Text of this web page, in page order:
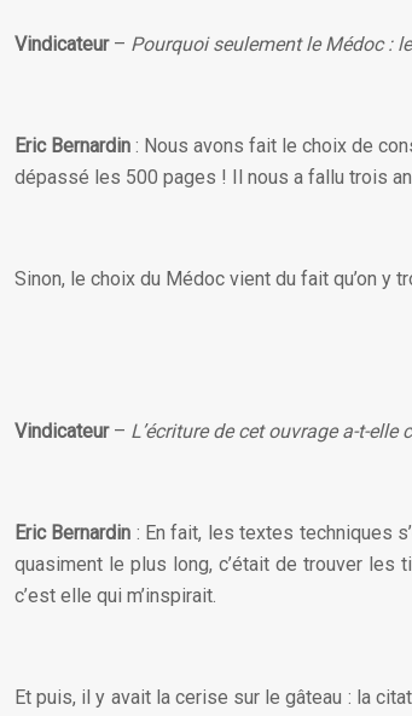
Vindicateur– Pourquoi seulement le Médoc :
Eric Bernardin: Nous avons fait le choix de
dépassé les 500 pages ! Il nous a fallu trois
Sinon, le choix du Médoc vient du fait qu’on y
Vindicateur– L’écriture de cet ouvrage a-t-
Eric Bernardin : En fait, les textes techniques
quasiment le plus long, c’était de trouver les
c’est elle qui m’inspirait.
Et puis, il y avait la cerise sur le gâteau : la